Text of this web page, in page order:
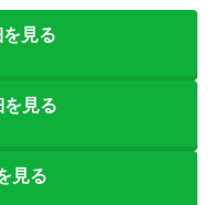
見る
見る
見る